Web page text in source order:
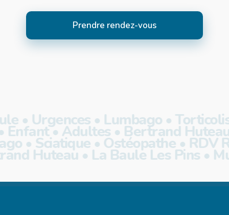
• Urgences • Lumbago •
Enfant • Adultes • Bertrand
• Sciatique • Ostéopathe • RDV
Huteau • La Baule Les Pins •
Prendre rendez-vous